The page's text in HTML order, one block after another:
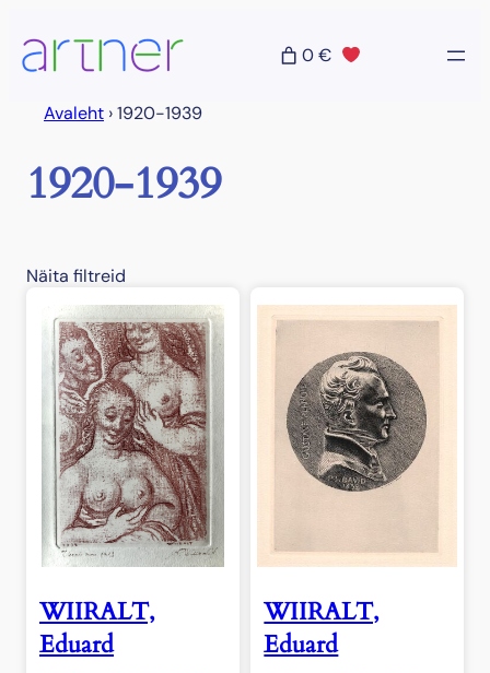
sisu
juurde
0 €
Avaleht ›1920-1939
1920-1939
Näita filtreid
WIIRALT,
Eduard
WIIRALT,
Eduard